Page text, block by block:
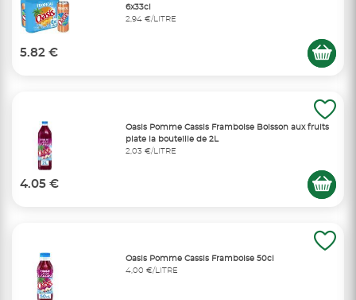
6x33cl
2,94 €/LITRE
5.82 €
Oasis Pomme Cassis Framboise Boisson aux fruits
plate la bouteille de 2L
2,03 €/LITRE
4.05 €
Oasis Pomme Cassis Framboise 50cl
4,00 €/LITRE